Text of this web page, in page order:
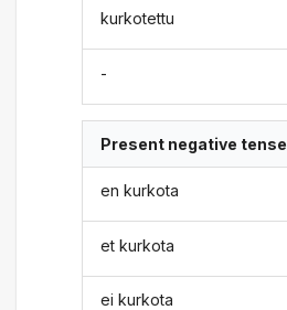
kurkotettu
-
Present negative tense
en kurkota
et kurkota
ei kurkota